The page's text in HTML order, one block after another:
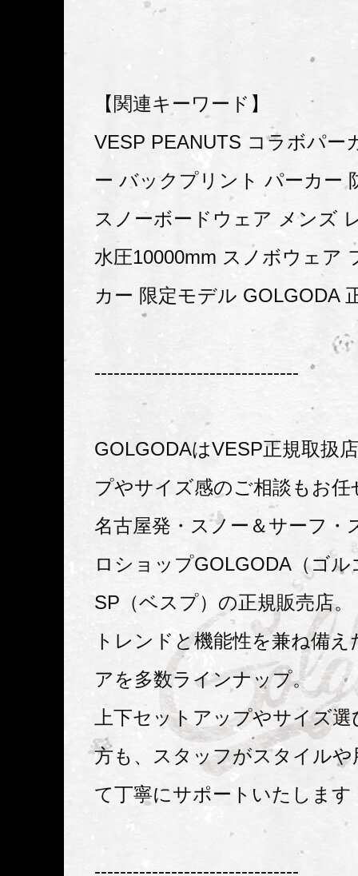
【関連キーワード】
VESP PEANUTS コラボパー
ー バックプリント パーカー
スノーボードウェア メンズ
水圧10000mm スノボウェア
カー 限定モデル GOLGODA
--------------------------------
GOLGODAはVESP正規取扱
プやサイズ感のご相談もお
名古屋発・スノー＆サーフ・
ロショップGOLGODA（ゴ
SP（ベスプ）の正規販売店。
トレンドと機能性を兼ね備
アを多数ラインナップ。
上下セットアップやサイズ
方も、スタッフがスタイル
て丁寧にサポートいたします
--------------------------------